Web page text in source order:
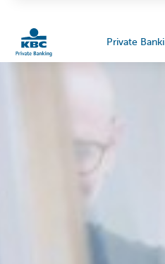
Private